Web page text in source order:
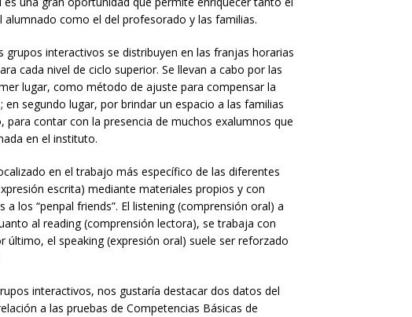
alumnado como el del profesorado y las familias.
interactivos se distribuyen en las franjas horarias
cada nivel de ciclo superior. Se llevan a cabo por las
lugar, como método de ajuste para compensar la
segundo lugar, por brindar un espacio a las familias
contar con la presencia de muchos exalumnos que
en el instituto.
en el trabajo más específico de las diferentes
escrita) mediante materiales propios y con
los “penpal friends”. El listening (comprensión oral) a
al reading (comprensión lectora), se trabaja con
último, el speaking (expresión oral) suele ser reforzado
interactivos, nos gustaría destacar dos datos del
a las pruebas de Competencias Básicas de